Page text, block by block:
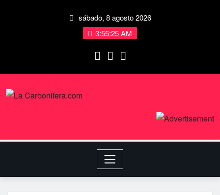
sábado, 8 agosto 2026
3:55:25 AM